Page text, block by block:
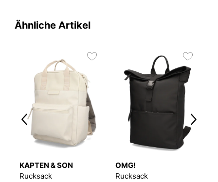
Ähnliche Artikel
KAPTEN & SON
Rucksack
OMG!
Rucksack